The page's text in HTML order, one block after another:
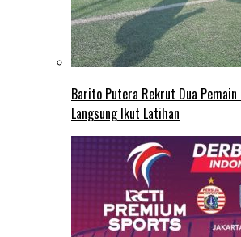
Barito Putera Rekrut Dua Pemain
Langsung Ikut Latihan